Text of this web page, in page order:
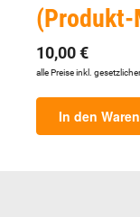
10,00 €
alle Preise inkl.
In den